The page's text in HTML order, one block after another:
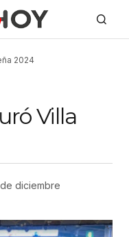
2024
Villa
diciembre